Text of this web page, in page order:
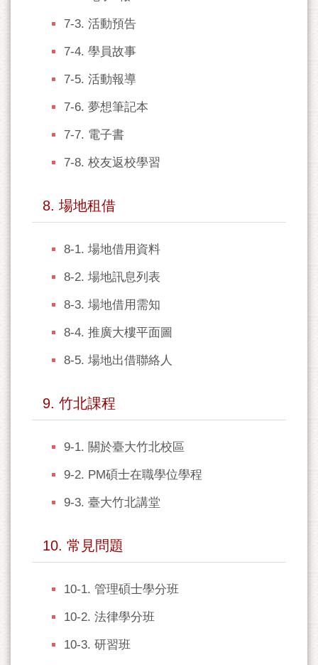
7-3. 活動預告
7-4. 學員故事
7-5. 活動報導
7-6. 夢想筆記本
7-7. 電子書
7-8. 校友返校學習
8. 場地租借
8-1. 場地借用資料
8-2. 場地訊息列表
8-3. 場地借用需知
8-4. 推廣大樓平面圖
8-5. 場地出借聯絡人
9. 竹北課程
9-1. 關於臺大竹北校區
9-2. PM碩士在職學位學程
9-3. 臺大竹北講堂
10. 常見問題
10-1. 管理碩士學分班
10-2. 法律學分班
10-3. 研習班